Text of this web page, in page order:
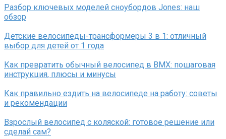
Разбор ключевых моделей сноубордов Jones: наш
обзор
Детские велосипеды-трансформеры 3 в 1: отличный
выбор для детей от 1 года
Как превратить обычный велосипед в BMX: пошаговая
инструкция, плюсы и минусы
Как правильно ездить на велосипеде на работу: советы
и рекомендации
Взрослый велосипед с коляской: готовое решение или
сделай сам?